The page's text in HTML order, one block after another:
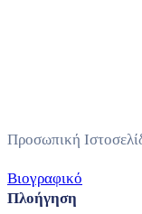
Προσωπική
Βιογραφικό
Πλοήγηση